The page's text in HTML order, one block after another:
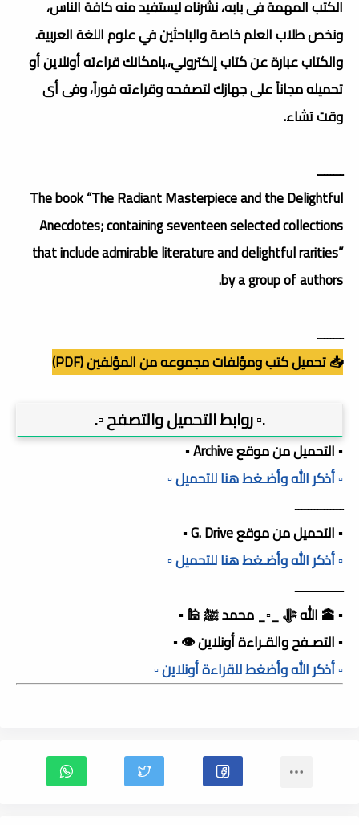
الكتب المهمة فى بابه، نشرناه ليستفيد منه كافة الناس،
ونخص طلاب العلم خاصة والباحثين في علوم اللغة العربية.
والكتاب عبارة عن كتاب إلكتروني،.بامكانك قراءته أونلاين أو
تحميله مجاناً على جهازك لتصفحه وقراءته فوراً، وفى أى
وقت تشاء.
ــــــــ
The book “The Radiant Masterpiece and the Delightful
Anecdotes; containing seventeen selected collections
that include admirable literature and delightful rarities”
by a group of authors.
ــــــــ
📥 تحميل كتب ومؤلفات مجموعه من المؤلفين (PDF)
.▫️ روابط التحميل والتصفح ▫️.
▪️ التحميل من موقع Archive ▪️
▫️ أذكر الله وأضـغط هنا للتحميل ▫️
ـــــــــــــــ
▪️ التحميل من موقع G. Drive ▪️
▫️ أذكر الله وأضـغط هنا للتحميل ▫️
ـــــــــــــــ
▪️ 🕋 الله ﷻ _▫️_ محمد ﷺ 🕌 ▪️
▪️ التصـفح والقـراءة أونلاين 👁️ ▪️
▫️ أذكر الله وأضغط للقراءة أونلاين ▫️